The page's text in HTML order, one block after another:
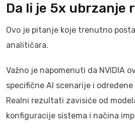
Da li je 5x ubrzanje
Ovo je pitanje koje trenutno
analitičara.
Važno je napomenuti da NVIDIA
specifične AI scenarije i
Realni rezultati zavisiće od
konfiguracije sistema i načina